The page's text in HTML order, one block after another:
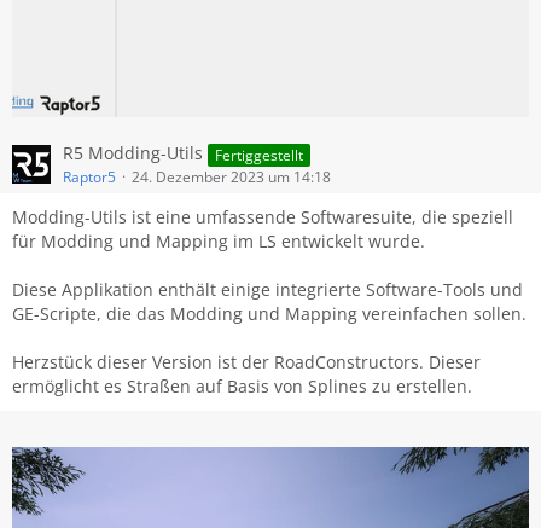
R5 Modding-Utils
Fertiggestellt
Raptor5
24. Dezember 2023 um 14:18
Modding-Utils ist eine umfassende Softwaresuite, die speziell
für Modding und Mapping im LS entwickelt wurde.
Diese Applikation enthält einige integrierte Software-Tools und
GE-Scripte, die das Modding und Mapping vereinfachen sollen.
Herzstück dieser Version ist der RoadConstructors. Dieser
ermöglicht es Straßen auf Basis von Splines zu erstellen.